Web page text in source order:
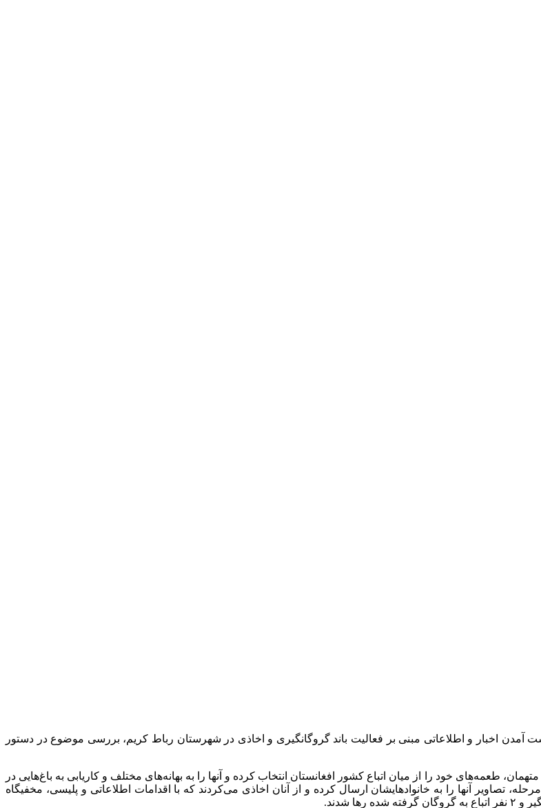
آمدن اخبار و اطلاعاتی مبنی بر فعالیت باند گروگانگیری و اخاذی در شهرستان رباط کریم، بررسی موضوع در دستور
خود را از میان اتباع کشور افغانستان انتخاب کرده و آنها را به بهانه‌های مختلف و کاریابی به باغ‌هایی در
آنها را به خانوادهایشان ارسال کرده و از آنان اخاذی می‌کردند که با اقدامات اطلاعاتی و پلیسی، مخفیگاه